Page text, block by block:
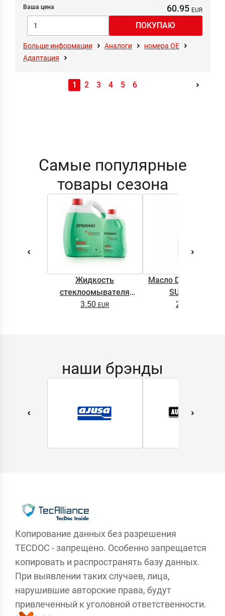
Ваша цена
60.95
Больше информации Аналоги
номера ОЕ
Адаптация
1 2 3 4 5 6
Самые популярные
товары сезона
Жидкость
стеклоомывателя
DYNAMAX SCREENWASH
3.50
Масло DYNAMAX
SUPER 0.5L
2.65
наши брэнды
Копирование данных без разрешения
TECDOC - запрещено. Особенно запрещается
копировать и распространять базу данных.
При выявлении таких случаев, лица,
нарушившие авторские права, будут
привлеченный к уголовной ответственности.